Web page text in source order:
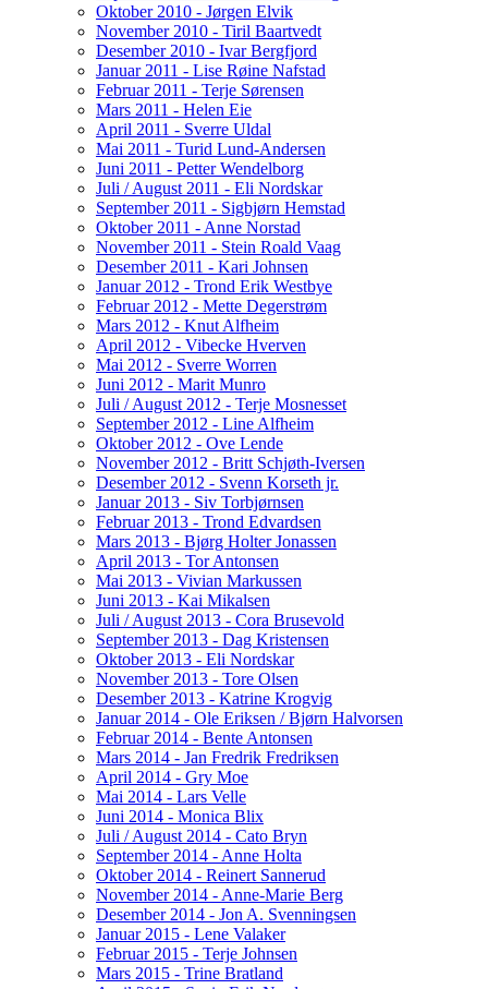
Oktober 2010 - Jørgen Elvik
November 2010 - Tiril Baartvedt
Desember 2010 - Ivar Bergfjord
Januar 2011 - Lise Røine Nafstad
Februar 2011 - Terje Sørensen
Mars 2011 - Helen Eie
April 2011 - Sverre Uldal
Mai 2011 - Turid Lund-Andersen
Juni 2011 - Petter Wendelborg
Juli / August 2011 - Eli Nordskar
September 2011 - Sigbjørn Hemstad
Oktober 2011 - Anne Norstad
November 2011 - Stein Roald Vaag
Desember 2011 - Kari Johnsen
Januar 2012 - Trond Erik Westbye
Februar 2012 - Mette Degerstrøm
Mars 2012 - Knut Alfheim
April 2012 - Vibecke Hverven
Mai 2012 - Sverre Worren
Juni 2012 - Marit Munro
Juli / August 2012 - Terje Mosnesset
September 2012 - Line Alfheim
Oktober 2012 - Ove Lende
November 2012 - Britt Schjøth-Iversen
Desember 2012 - Svenn Korseth jr.
Januar 2013 - Siv Torbjørnsen
Februar 2013 - Trond Edvardsen
Mars 2013 - Bjørg Holter Jonassen
April 2013 - Tor Antonsen
Mai 2013 - Vivian Markussen
Juni 2013 - Kai Mikalsen
Juli / August 2013 - Cora Brusevold
September 2013 - Dag Kristensen
Oktober 2013 - Eli Nordskar
November 2013 - Tore Olsen
Desember 2013 - Katrine Krogvig
Januar 2014 - Ole Eriksen / Bjørn Halvorsen
Februar 2014 - Bente Antonsen
Mars 2014 - Jan Fredrik Fredriksen
April 2014 - Gry Moe
Mai 2014 - Lars Velle
Juni 2014 - Monica Blix
Juli / August 2014 - Cato Bryn
September 2014 - Anne Holta
Oktober 2014 - Reinert Sannerud
November 2014 - Anne-Marie Berg
Desember 2014 - Jon A. Svenningsen
Januar 2015 - Lene Valaker
Februar 2015 - Terje Johnsen
Mars 2015 - Trine Bratland